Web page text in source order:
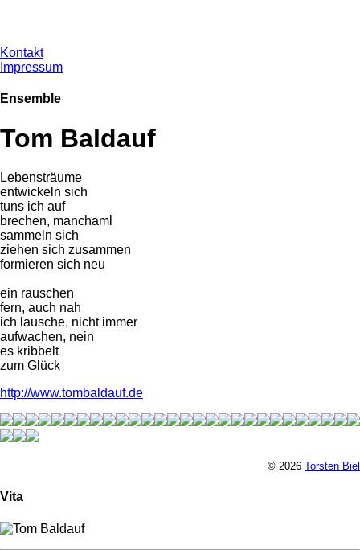
Kontakt
Impressum
Ensemble
Tom Baldauf
Lebensträume
entwickeln sich
tuns ich auf
brechen, manchaml
sammeln sich
ziehen sich zusammen
formieren sich neu
ein rauschen
fern, auch nah
ich lausche, nicht immer
aufwachen, nein
es kribbelt
zum Glück
http://www.tombaldauf.de
© 2026 Torsten Biel
Vita